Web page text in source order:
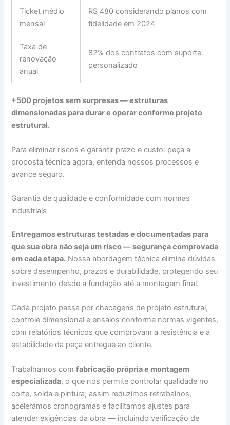
Ticket médio
mensal
R$ 480 considerando planos com
fidelidade em 2024
Taxa de
renovação
anual
82% dos contratos com suporte
personalizado
+500 projetos sem surpresas— estruturas
dimensionadas para durar e operar conforme projeto
estrutural.
Para eliminar riscos e garantir prazo e custo: peça a
proposta técnica agora, entenda nossos processos e
avance seguro.
Garantia de qualidade e conformidade com normas
industriais
Entregamos estruturas testadas e documentadas para
que sua obra não seja um risco — segurança comprovada
em cada etapa. Nossa abordagem técnica elimina dúvidas
sobre desempenho, prazos e durabilidade, protegendo seu
investimento desde a fundação até a montagem final.
Cada projeto passa por checagens de projeto estrutural,
controle dimensional e ensaios conforme normas vigentes,
com relatórios técnicos que comprovam a resistência e a
estabilidade da peça entregue ao cliente.
Trabalhamos comfabricação própria e montagem
especializada, o que nos permite controlar qualidade no
corte, solda e pintura; assim reduzimos retrabalhos,
aceleramos cronogramas e facilitamos ajustes para
atender exigências da obra — incluindo verificação de